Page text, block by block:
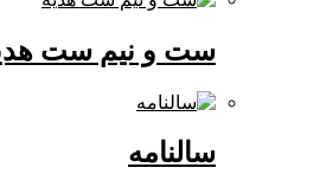
ست و نیم ست هدیه